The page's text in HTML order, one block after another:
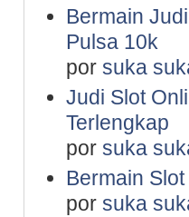
Bermain
Pulsa 10k
por suka
Judi Slot
Terlengkap
por suka
Bermain
por suka